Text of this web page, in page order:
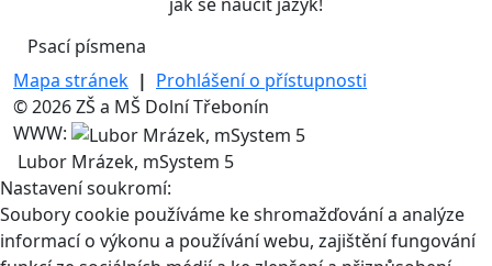
Psací písmena
Mapa stránek | Prohlášení o přístupnosti
© 2026 ZŠ a MŠ Dolní Třebonín
WWW:
Lubor Mrázek, mSystem 5
Nastavení soukromí:
Soubory cookie používáme ke shromažďování a analýze
informací o výkonu a používání webu, zajištění fungování